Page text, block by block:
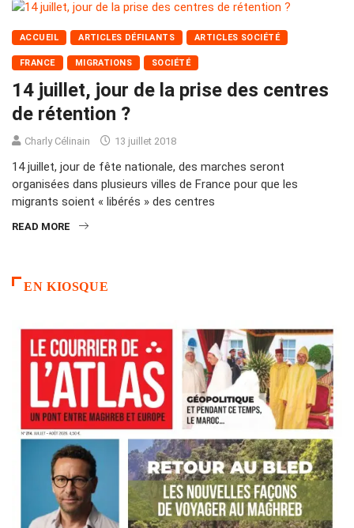
ACCUEIL ARTICLES DÉFILANTS ARTICLES SOCIÉTÉ
FRANCE MIGRATIONS SOCIÉTÉ
14 juillet, jour de la prise des centres
de rétention ?
Charly Célinain 13 juillet 2018
14 juillet, jour de fête nationale, des marches seront
organisées dans plusieurs villes de France pour que les
migrants soient « libérés » des centres
READ MORE
EN KIOSQUE